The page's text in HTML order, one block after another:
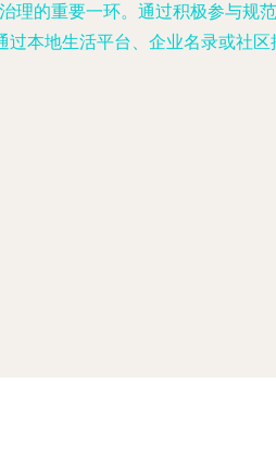
理的重要一环。通过积极参与规
本地生活平台、企业名录或社